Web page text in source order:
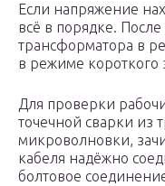
Если напряжение
всё в порядке.
трансформатора в
в режиме короткого
Для проверки
точечной сварки из
микроволновки,
кабеля надёжно
болтовое